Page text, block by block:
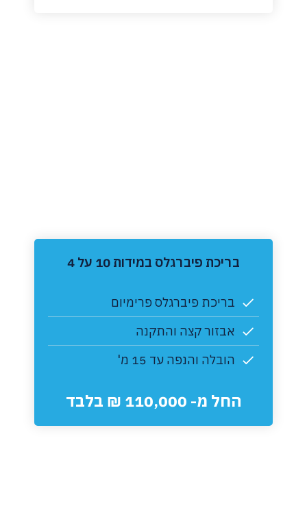
‏בריכת פיברגלס במידות 10 על 4
בריכת פיברגלס פרימיום
אבזור קצה והתקנה
הובלה והנפה עד 15 מ'
החל מ- 110,000 ₪ בלבד